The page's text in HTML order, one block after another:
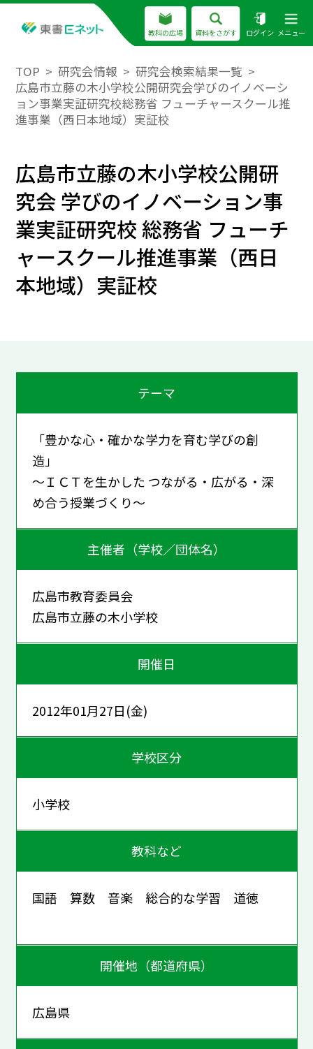
教科の広場 資料をさがす ログイン メニュー
TOP 研究会情報
研究会検索結果一覧
広島市立藤の木小学校公開研究会学びのイノベーシ
ョン事業実証研究校総務省 フューチャースクール推
進事業（西日本地域）実証校
広島市立藤の木小学校公開研
究会 学びのイノベーション事
業実証研究校 総務省 フューチ
ャースクール推進事業（西日
本地域）実証校
テーマ
「豊かな心・確かな学力を育む学びの創
造」
～ＩＣＴを生かした つながる・広がる・深
め合う授業づくり～
主催者（学校／団体名）
広島市教育委員会
広島市立藤の木小学校
開催日
2012年01月27日(金)
学校区分
小学校
教科など
国語 算数 音楽 総合的な学習 道徳
開催地（都道府県）
広島県